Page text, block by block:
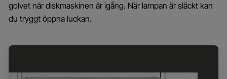
golvet när diskmaskinen är igång. När lampan är släckt kan
du tryggt öppna luckan.